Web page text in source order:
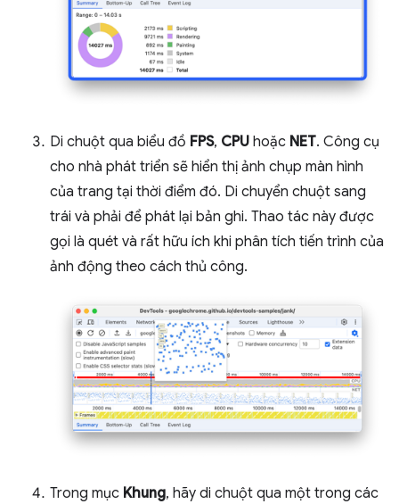
Di chuột qua biểu đồ FPS, CPU hoặc NET. Công cụ
cho nhà phát triển sẽ hiển thị ảnh chụp màn hình
của trang tại thời điểm đó. Di chuyển chuột sang
trái và phải để phát lại bản ghi. Thao tác này được
gọi là quét và rất hữu ích khi phân tích tiến trình của
ảnh động theo cách thủ công.
Trong mục Khung, hãy di chuột qua một trong các